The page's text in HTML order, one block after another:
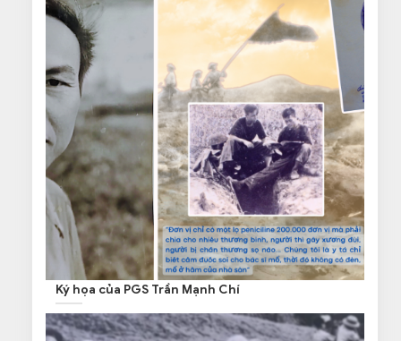
Ký họa của PGS Trần Mạnh Chí